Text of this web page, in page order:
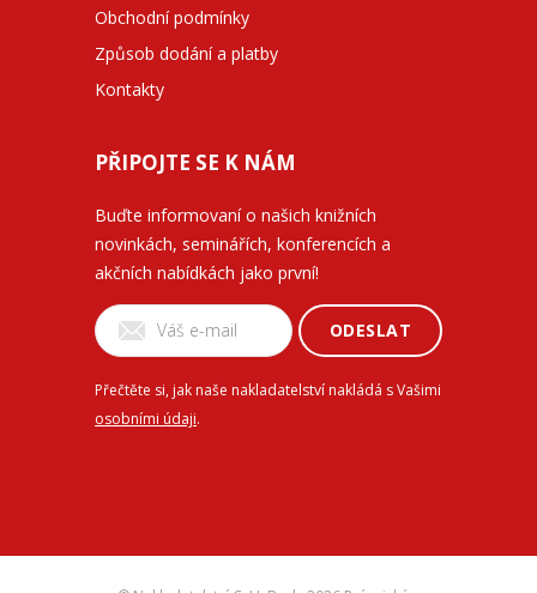
Obchodní podmínky
Způsob dodání a platby
Kontakty
PŘIPOJTE SE K NÁM
Buďte informovaní o našich knižních
novinkách, seminářích, konferencích a
akčních nabídkách jako první!
ODESLAT
Přečtěte si, jak naše nakladatelství nakládá s Vašimi
osobními údaji.